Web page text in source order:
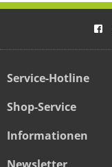
Service-Hotline
Shop-Service
Informationen